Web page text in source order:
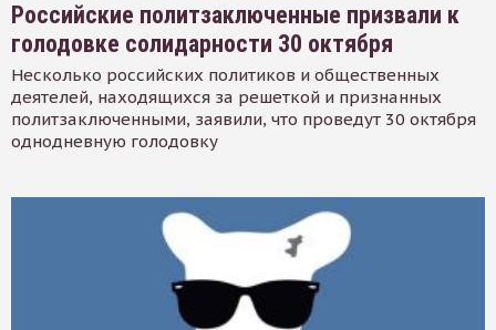
Российские политзаключенные призвали к
голодовке солидарности 30 октября
Несколько российских политиков и общественных
деятелей, находящихся за решеткой и признанных
политзаключенными, заявили, что проведут 30 октября
однодневную голодовку